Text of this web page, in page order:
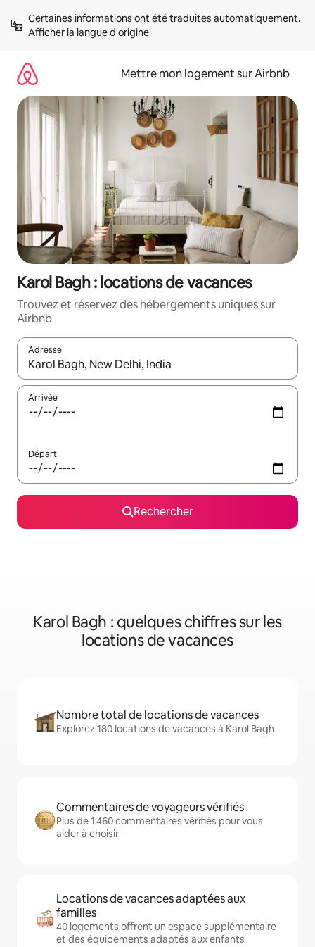
directement
Afficher la langue d'origine
Mettre mon logement sur Airbnb
Karol Bagh : locations de vacances
Trouvez et réservez des hébergements uniques sur
Airbnb
Adresse
Lorsque les résultats s'affichent, utilisez les flèches vers le
Arrivée
Départ
Rechercher
Karol Bagh : quelques chiffres sur les
locations de vacances
Nombre total de locations de vacances
Explorez 180 locations de vacances à Karol Bagh
Commentaires de voyageurs vérifiés
Plus de 1 460 commentaires vérifiés pour vous
aider à choisir
Locations de vacances adaptées aux
familles
40 logements offrent un espace supplémentaire
et des équipements adaptés aux enfants